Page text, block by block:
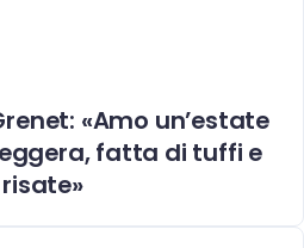
«Amo un’estate
fatta di tuffi e
risate»